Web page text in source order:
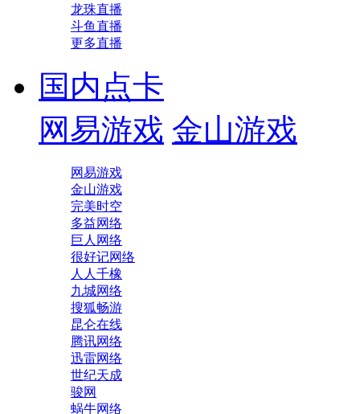
龙珠直播
斗鱼直播
更多直播
国内点卡
网易游戏 金山游戏
网易游戏
金山游戏
完美时空
多益网络
巨人网络
很好记网络
人人千橡
九城网络
搜狐畅游
昆仑在线
腾讯网络
迅雷网络
世纪天成
骏网
蜗牛网络